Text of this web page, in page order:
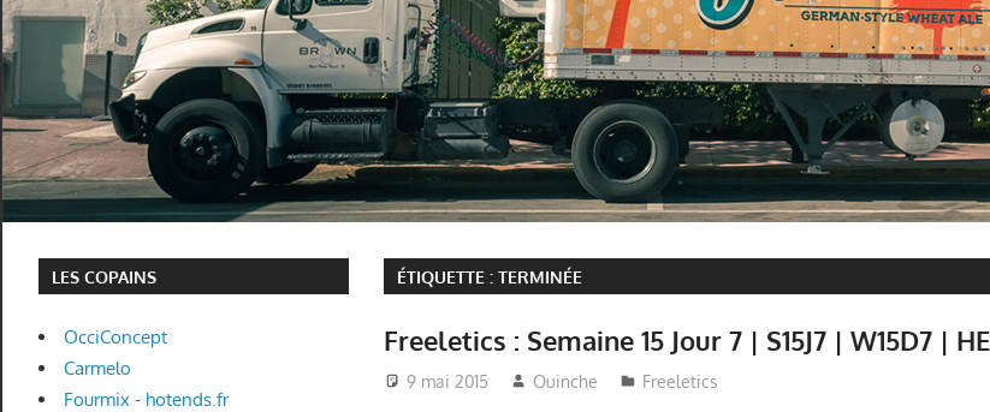
ÉTIQUETTE :TERMINÉE
Freeletics : Semaine 15 Jour 7 | S15J7 | W15D7 |
9 mai 2015 Ouinche Freeletics
LES COPAINS
OcciConcept
Carmelo
Fourmix - hotends.fr